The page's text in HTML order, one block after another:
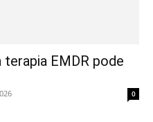
EMDR pode
0